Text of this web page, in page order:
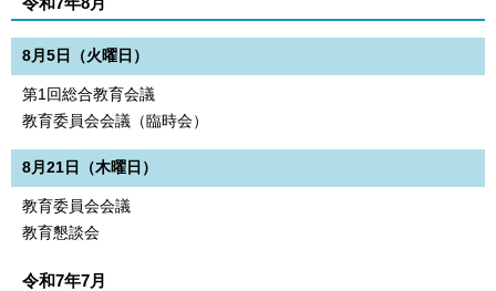
8月5日（火曜日）
第1回総合教育会議
教育委員会会議（臨時会）
8月21日（木曜日）
教育委員会会議
教育懇談会
令和7年7月